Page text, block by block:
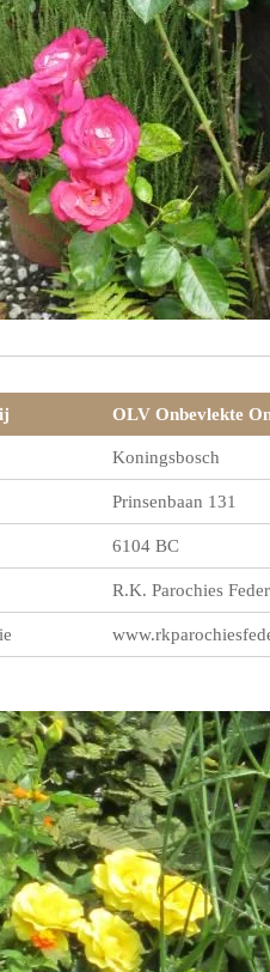
OLV Onbevlekte
Koningsbosch
Prinsenbaan 131
6104 BC
R.K. Parochies